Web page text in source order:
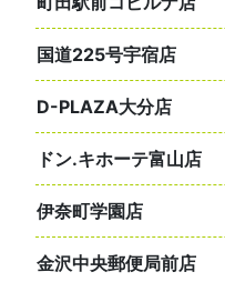
国道225号宇宿店
D-PLAZA大分店
ドン.キホーテ富山店
伊奈町学園店
金沢中央郵便局前店